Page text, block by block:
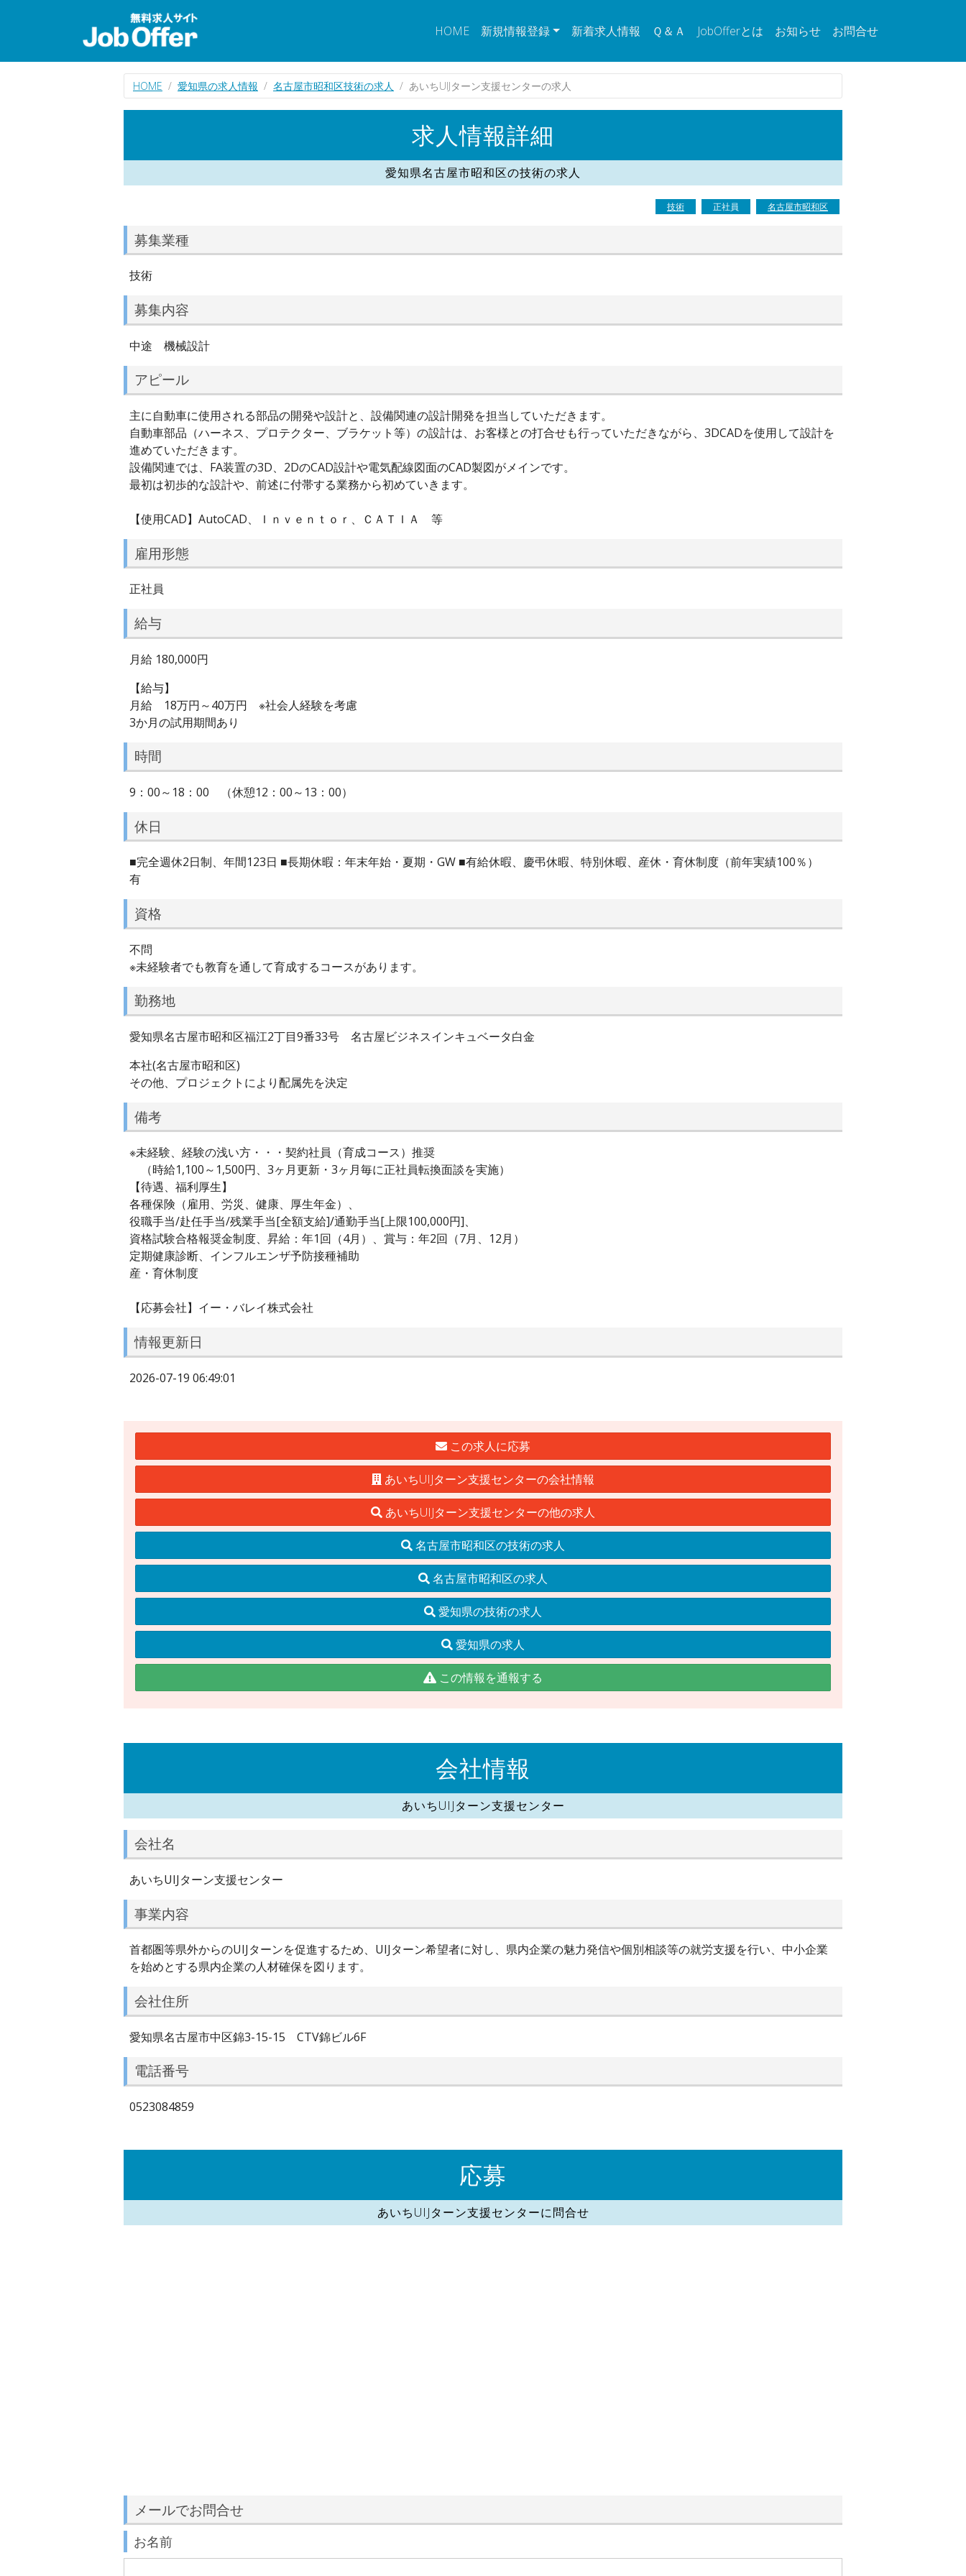
HOME 新規情報登録 新着求人情報 Ｑ＆Ａ JobOfferとは お知らせ お問合せ
HOME 愛知県の求人情報 名古屋市昭和区技術の求人 あいちUIJターン支援センターの求人
求人情報詳細
愛知県名古屋市昭和区の技術の求人
技術 正社員 名古屋市昭和区
募集業種
技術
募集内容
中途 機械設計
アピール
主に自動車に使用される部品の開発や設計と、設備関連の設計開発を担当していただきます。
自動車部品（ハーネス、プロテクター、ブラケット等）の設計は、お客様との打合せも行っていただきながら、3DCADを使用して設計を
進めていただきます。
設備関連では、FA装置の3D、2DのCAD設計や電気配線図面のCAD製図がメインです。
最初は初歩的な設計や、前述に付帯する業務から初めていきます。
【使用CAD】AutoCAD、Ｉｎｖｅｎｔｏｒ、ＣＡＴＩＡ 等
雇用形態
正社員
給与
月給 180,000円
【給与】
月給 18万円～40万円 ※社会人経験を考慮
3か月の試用期間あり
時間
9：00～18：00 （休憩12：00～13：00）
休日
■完全週休2日制、年間123日 ■長期休暇：年末年始・夏期・GW ■有給休暇、慶弔休暇、特別休暇、産休・育休制度（前年実績100％）
有
資格
不問
※未経験者でも教育を通して育成するコースがあります。
勤務地
愛知県名古屋市昭和区福江2丁目9番33号 名古屋ビジネスインキュベータ白金
本社(名古屋市昭和区)
その他、プロジェクトにより配属先を決定
備考
※未経験、経験の浅い方・・・契約社員（育成コース）推奨
（時給1,100～1,500円、3ヶ月更新・3ヶ月毎に正社員転換面談を実施）
【待遇、福利厚生】
各種保険（雇用、労災、健康、厚生年金）、
役職手当/赴任手当/残業手当[全額支給]/通勤手当[上限100,000円]、
資格試験合格報奨金制度、昇給：年1回（4月）、賞与：年2回（7月、12月）
定期健康診断、インフルエンザ予防接種補助
産・育休制度
【応募会社】イー・バレイ株式会社
情報更新日
2026-07-19 06:49:01
この求人に応募
あいちUIJターン支援センターの会社情報
あいちUIJターン支援センターの他の求人
名古屋市昭和区の技術の求人
名古屋市昭和区の求人
愛知県の技術の求人
愛知県の求人
この情報を通報する
会社情報
あいちUIJターン支援センター
会社名
あいちUIJターン支援センター
事業内容
首都圏等県外からのUIJターンを促進するため、UIJターン希望者に対し、県内企業の魅力発信や個別相談等の就労支援を行い、中小企業
を始めとする県内企業の人材確保を図ります。
会社住所
愛知県名古屋市中区錦3-15-15 CTV錦ビル6F
電話番号
0523084859
応募
あいちUIJターン支援センターに問合せ
メールでお問合せ
お名前